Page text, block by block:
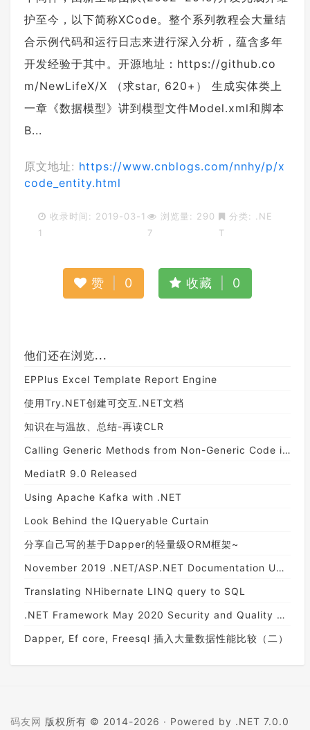
护至今，以下简称XCode。整个系列教程会大量结
合示例代码和运行日志来进行深入分析，蕴含多年
开发经验于其中。开源地址：https://github.co
m/NewLifeX/X （求star, 620+） 生成实体类上
一章《数据模型》讲到模型文件Model.xml和脚本
B...
原文地址: https://www.cnblogs.com/nnhy/p/x
code_entity.html
收录时间: 2019-03-1
1
浏览量: 290
7
分类:
.NE
T
赞 0 收藏 0
他们还在浏览...
EPPlus Excel Template Report Engine
使用Try.NET创建可交互.NET文档
知识在与温故、总结-再读CLR
Calling Generic Methods from Non-Generic Code in .Net
MediatR 9.0 Released
Using Apache Kafka with .NET
Look Behind the IQueryable Curtain
分享自己写的基于Dapper的轻量级ORM框架~
November 2019 .NET/ASP.NET Documentation Update
Translating NHibernate LINQ query to SQL
.NET Framework May 2020 Security and Quality Rollup Updates
Dapper, Ef core, Freesql 插入大量数据性能比较（二）
码友网 版权所有 © 2014-2026 · Powered by .NET 7.0.0